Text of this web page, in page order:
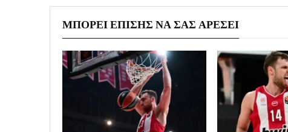
ΜΠΟΡΕΊ ΕΠΊΣΗΣ ΝΑ ΣΑΣ ΑΡΈΣΕΙ